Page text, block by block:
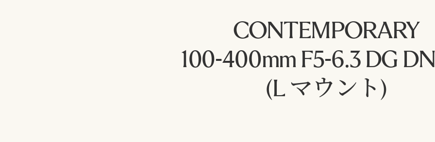
CONTEMPORARY
100-400mm F5-6.3 DG
(L マウント)